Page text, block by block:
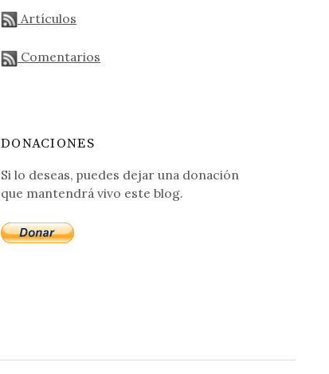
Artículos
Comentarios
DONACIONES
Si lo deseas, puedes dejar una donación
que mantendrá vivo este blog.